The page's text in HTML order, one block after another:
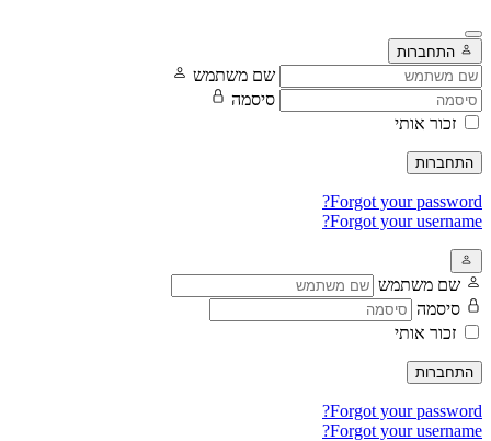
התחברות
שם משתמש
סיסמה
זכור אותי
התחברות
Forgot your password?
Forgot your username?
שם משתמש
סיסמה
זכור אותי
התחברות
Forgot your password?
Forgot your username?